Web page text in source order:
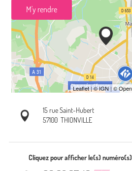
M'y rendre
15 rue Saint-Hubert
57100 THIONVILLE
Cliquez pour afficher le(s) numéro(s)